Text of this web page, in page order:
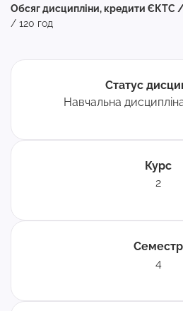
Обсяг дисципліни, кредити ЄКТС
/ 120 год
Статус
Навчальна
Курс
2
Семестр
4